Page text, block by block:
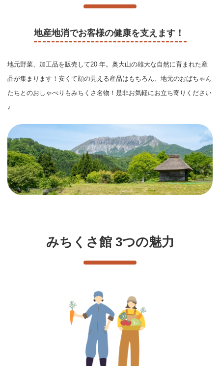
地産地消でお客様の健康を支えます！
地元野菜、加工品を販売して20 年。奥大山の雄大な自然に育まれた産
品が集まります！​​​​​​​安くて顔の見える産品はもちろん、地元のおばちゃん
たちとのおしゃべりもみちくさ名物！ 是非お気軽にお立ち寄りください
♪
みちくさ館 3つの魅力